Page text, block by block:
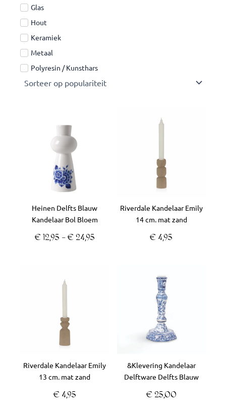
Glas
Hout
Keramiek
Metaal
Polyresin / Kunsthars
Heinen Delfts Blauw
Kandelaar Bol Bloem
€ 12,95 - € 24,95
product
heeft
meerdere
variaties.
Deze
optie
gekozen
worden
op
Riverdale Kandelaar Emily
14 cm. mat zand
€ 4,95
Riverdale Kandelaar Emily
13 cm. mat zand
€ 4,95
&Klevering Kandelaar
Delftware Delfts Blauw
€ 25,00